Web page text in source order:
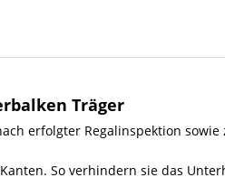
Träger
erfolgter Regalinspektion
So verhindern sie das